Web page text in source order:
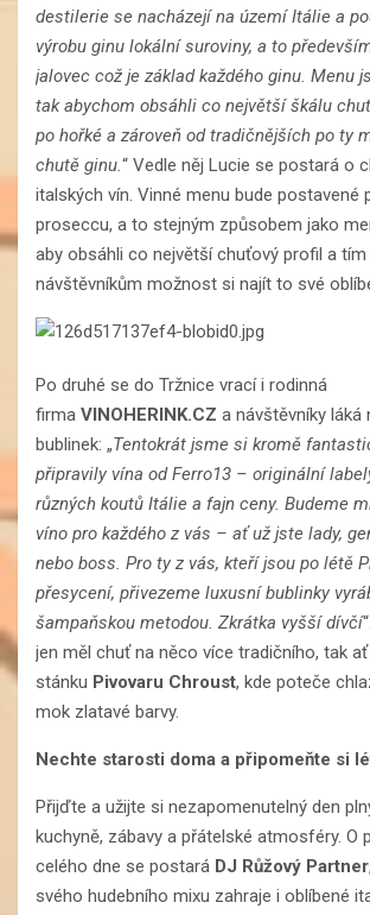
destilerie se nacházejí na území Itálie a
výrobu ginu lokální suroviny, a to
jalovec což je základ každého ginu. Menu
tak abychom obsáhli co největší škálu
po hořké a zároveň od tradičnějších po ty
chutě ginu.“ Vedle něj Lucie se postará o
italských vín. Vinné menu bude postavené
proseccu, a to stejným způsobem jako
aby obsáhli co největší chuťový profil a tím
návštěvníkům možnost si najít to své
Po druhé se do Tržnice vrací i rodinná
firma VINOHERINK.CZ a návštěvníky láká
bublinek: „Tentokrát jsme si kromě
připravily vína od Ferro13 – originální
různých koutů Itálie a fajn ceny. Budeme
víno pro každého z vás – ať už jste lady,
nebo boss. Pro ty z vás, kteří jsou po létě
přesycení, přivezeme luxusní bublinky
šampaňskou metodou. Zkrátka vyšší dívčí
jen měl chuť na něco více tradičního, tak
stánku Pivovaru Chroust, kde poteče
mok zlatavé barvy.
Nechte starosti doma a připomeňte si
Přijďte a užijte si nezapomenutelný den
kuchyně, zábavy a přátelské atmosféry. O
celého dne se postará DJ Růžový Partner
svého hudebního mixu zahraje i oblíbené